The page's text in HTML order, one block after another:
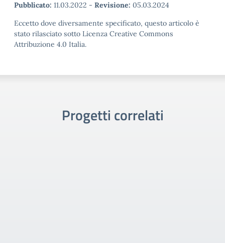
Pubblicato: 11.03.2022 - Revisione: 05.03.2024
Eccetto dove diversamente specificato, questo articolo è
stato rilasciato sotto Licenza Creative Commons
Attribuzione 4.0 Italia.
Progetti correlati